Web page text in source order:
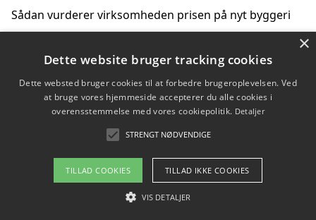
Sådan vurderer virksomheden prisen på nyt byggeri
Sådan får du hjælp til en hjemmeside uden binding
Copyright 2026 - Pilanto Aps
Om / kontakt
Blog Betingelser
×
Dette website bruger tracking cookies
Dette websted bruger cookies til at forbedre brugeroplevelsen. Ved
at bruge vores hjemmeside accepterer du alle cookies i
overensstemmelse med vores cookiepolitik. Detaljer
STRENGT NØDVENDIGE
TILLAD COOKIES TILLAD IKKE COOKIES
VIS DETALJER